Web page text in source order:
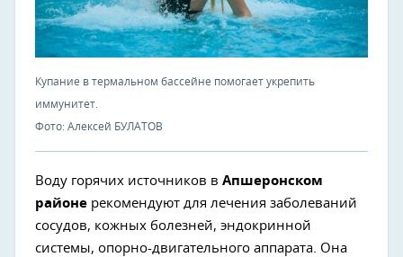
Купание в термальном бассейне помогает укрепить
иммунитет.
Фото: Алексей БУЛАТОВ
Воду горячих источников в Апшеронском
районе рекомендуют для лечения заболеваний
сосудов, кожных болезней, эндокринной
системы, опорно-двигательного аппарата. Она